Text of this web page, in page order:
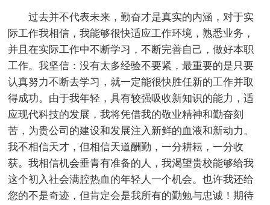
过去并不代表未来，勤奋才是真实的内涵，对于实
际工作我相信，我能够很快适应工作环境，熟悉业务，
并且在实际工作中不断学习，不断完善自己，做好本职
工作。我坚信：没有太多经验不要紧，最重要的是只要
认真努力不断去学习，就一定能很快胜任新的工作并取
得成功。由于我年轻，具有较强吸收新知识的能力，适
应现代科技的发展，我将凭借我的敬业精神和勤奋刻
苦，为贵公司的建设和发展注入新鲜的血液和新动力。
我不相信天才，但相信天道酬勤，一分耕耘，一分收
获。我相信机会垂青有准备的人，我渴望贵校能够给我
这个初入社会满腔热血的年轻人一个机会。也许我还给
您的不是奇迹，但肯定会是我所有的勤勉与忠诚！期待